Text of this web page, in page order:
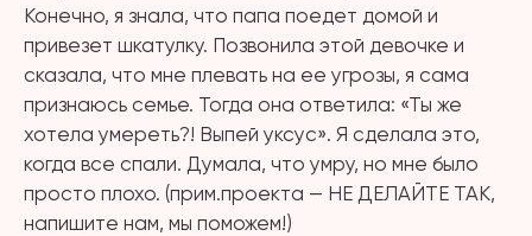
Конечно, я знала, что папа поедет домой и
привезет шкатулку. Позвонила этой девочке и
сказала, что мне плевать на ее угрозы, я сама
признаюсь семье. Тогда она ответила: «Ты же
хотела умереть?! Выпей уксус». Я сделала это,
когда все спали. Думала, что умру, но мне было
просто плохо. (прим.проекта — НЕ ДЕЛАЙТЕ ТАК,
напишите нам, мы поможем!)